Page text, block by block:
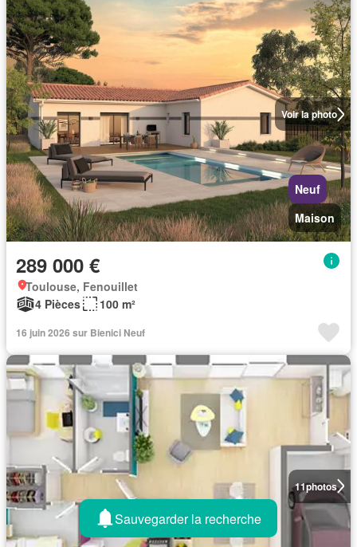
Voir la photo
Neuf
Maison
289 000 €
Toulouse, Fenouillet
4 Pièces
100 m²
16 juin 2026 sur Bienici Neuf
11photos
Sauvegarder la recherche